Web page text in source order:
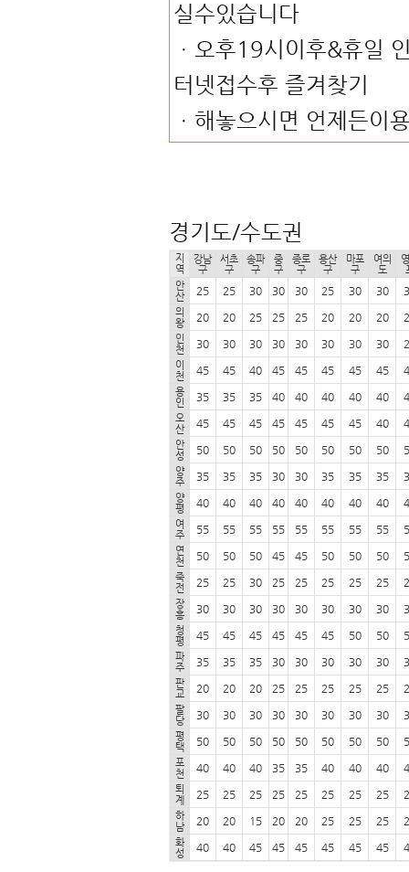
실수있습니다
ㆍ오후19시이후&휴일
터넷접수후 즐겨찾기
ㆍ해놓으시면 언제든이
경기도/수도권
지
역
강남
구
서초
구
송파
구
중
구
종로
구
용산
구
마포
구
여의
도
안
산
25 25 30 30 30 25 30 30
의
왕
20 20 25 25 25 20 20 20
인
천
30 30 30 30 30 30 30 30
이
천
45 45 40 45 45 45 45 45
용
인
35 35 35 40 40 40 40 40
오
산
45 45 45 45 45 45 45 40
안
성
50 50 50 50 50 50 50 50
양
주
35 35 35 30 30 35 35 35
양
평
40 40 40 40 40 40 40 40
여
주
55 55 55 55 55 55 55 55
연
천
50 50 50 45 45 50 50 50
죽
전
25 25 30 25 25 25 25 25
장
흥
30 30 30 30 30 30 30 30
청
평
45 45 45 45 45 45 50 50
파
주
35 35 35 30 30 30 30 30
판
교
20 20 20 25 25 25 25 25
팔
당
30 30 30 30 30 30 30 30
평
택
50 50 50 50 50 50 50 50
포
천
40 40 40 35 35 40 40 40
퇴
계
25 25 25 25 25 25 25 25
하
남
20 20 15 20 20 25 25 25
화
성
40 40 45 45 45 45 45 45